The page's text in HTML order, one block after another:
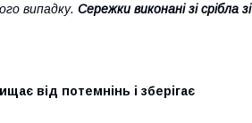
випадку. Сережки виконані зі срібла зі
від потемнінь і зберігає